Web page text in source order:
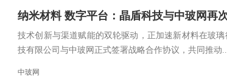
纳米材料 数字平台：晶盾科技与中玻网再
技术创新与渠道赋能的双轮驱动，正加速新材料在玻
技有限公司与中玻网正式签署战略合作协议，共同推动
中玻网